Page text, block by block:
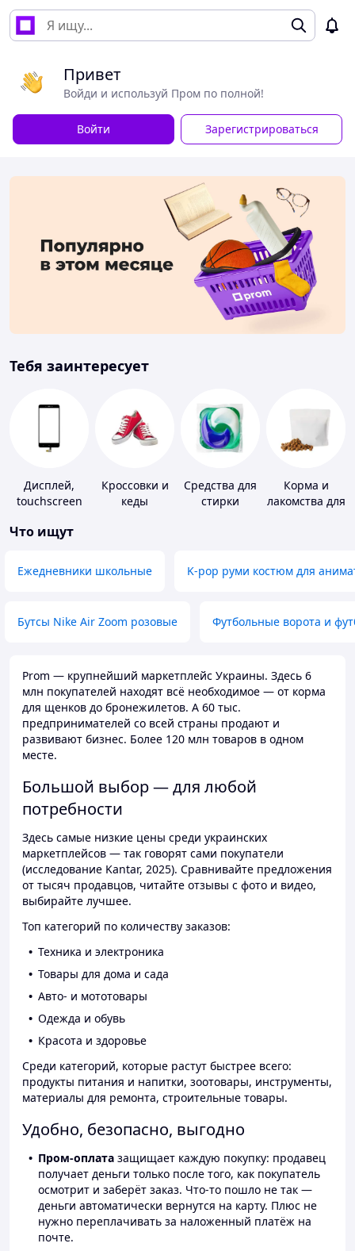
Привет
Войди и используй Пром по полной!
Войти Зарегистрироваться
Тебя заинтересует
Дисплей,
touchscreen
телефонов
Кроссовки и
кеды
Средства для
стирки
Корма и
лакомства для
Что ищут
Ежедневники школьные K-pop руми костюм для
Бутсы Nike Air Zoom розовые Футбольные ворота и
Prom — крупнейший маркетплейс Украины. Здесь 6
млн покупателей находят всё необходимое — от корма
для щенков до бронежилетов. А 60 тыс.
предпринимателей со всей страны продают и
развивают бизнес. Более 120 млн товаров в одном
месте.
Большой выбор — для любой
потребности
Здесь самые низкие цены среди украинских
маркетплейсов — так говорят сами покупатели
(исследование Kantar, 2025). Сравнивайте предложения
от тысяч продавцов, читайте отзывы с фото и видео,
выбирайте лучшее.
Топ категорий по количеству заказов:
Техника и электроника
Товары для дома и сада
Авто- и мототовары
Одежда и обувь
Красота и здоровье
Среди категорий, которые растут быстрее всего:
продукты питания и напитки, зоотовары, инструменты,
материалы для ремонта, строительные товары.
Удобно, безопасно, выгодно
Пром-оплата защищает каждую покупку: продавец
получает деньги только после того, как покупатель
осмотрит и заберёт заказ. Что-то пошло не так —
деньги автоматически вернутся на карту. Плюс не
нужно переплачивать за наложенный платёж на
почте.